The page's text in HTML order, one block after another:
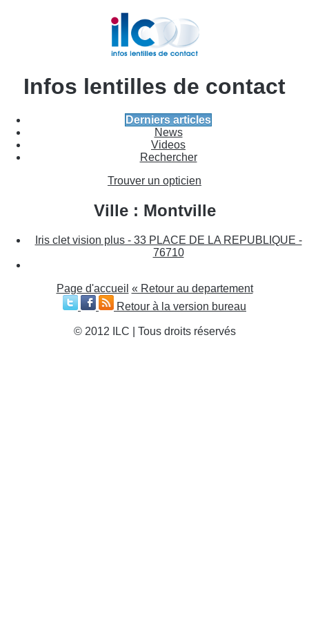
Infos lentilles de contact
Derniers articles
News
Videos
Rechercher
Trouver un opticien
Ville : Montville
Iris clet vision plus - 33 PLACE DE LA REPUBLIQUE -
76710
Page d'accueil « Retour au departement
Retour à la version bureau
© 2012 ILC | Tous droits réservés